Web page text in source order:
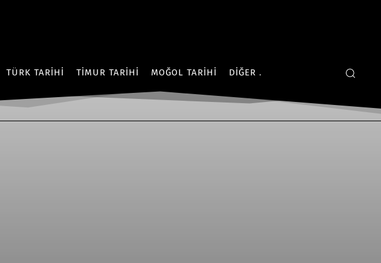
TÜRK TARIHI TIMUR TARIHI MOĞOL TARIHI DIĞER